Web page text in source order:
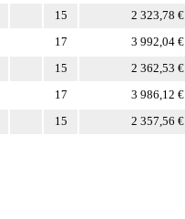
15 2 323,78 €
17 3 992,04 €
15 2 362,53 €
17 3 986,12 €
15 2 357,56 €